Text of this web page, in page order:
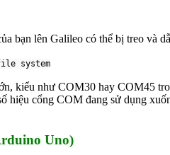
bạn lên Galileo có thể bị treo và
system
kiểu như COM30 hay COM45
hiệu cổng COM đang sử dụng
Uno)